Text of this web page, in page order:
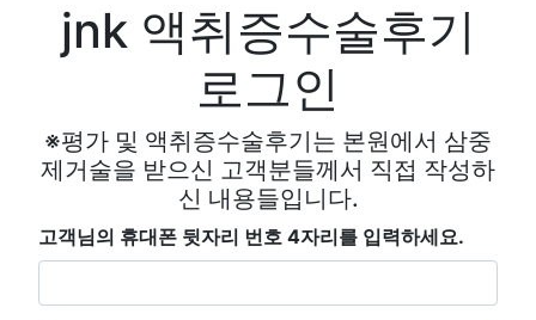
jnk 액취증수술후기
로그인
※평가 및 액취증수술후기는 본원에서 삼중
제거술을 받으신 고객분들께서 직접 작성하
신 내용들입니다.
고객님의 휴대폰 뒷자리 번호 4자리를 입력하세요.